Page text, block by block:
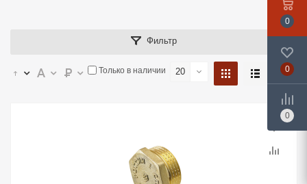
Фильтр
20
Только в наличии
0
0
0